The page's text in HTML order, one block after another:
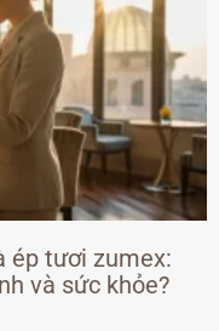
ép tươi zumex:
và sức khỏe?